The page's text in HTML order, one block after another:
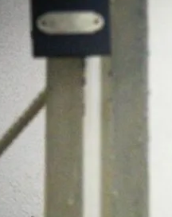
Военные Рельсы
Экономику?
Индия Не Будет
Разрешения На Запуск
В Зоне ООС Ранен